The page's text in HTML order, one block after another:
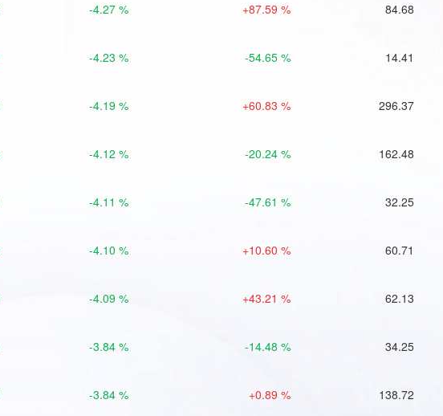
-4.27 % +87.59 % 84.68
-4.23 % -54.65 % 14.41
-4.19 % +60.83 % 296.37
-4.12 % -20.24 % 162.48
-4.11 % -47.61 % 32.25
-4.10 % +10.60 % 60.71
-4.09 % +43.21 % 62.13
-3.84 % -14.48 % 34.25
-3.84 % +0.89 % 138.72